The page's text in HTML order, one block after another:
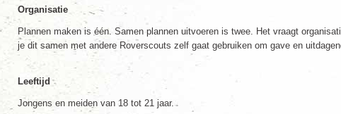
Organisatie
Plannen maken is één. Samen plannen uitvoeren is twee. Het vraagt
je dit samen met andere Roverscouts zelf gaat gebruiken om gave en
Leeftijd
Jongens en meiden van 18 tot 21 jaar.